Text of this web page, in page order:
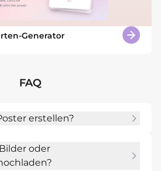
Generator
FAQ
erstellen?
Mew Design erzeugt ein
oder